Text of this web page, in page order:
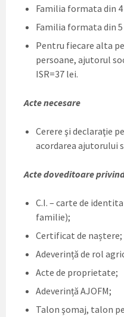
Familia formata din
Familia formata din
Pentru fiecare alta
persoane, ajutorul
ISR=37 lei.
Acte necesare
Cerere şi declaraţie
acordarea ajutorului
Acte doveditoare
C.I. – carte de
familie);
Certificat de naștere;
Adeverință de rol
Acte de proprietate;
Adeverință AJOFM;
Talon şomaj, talon